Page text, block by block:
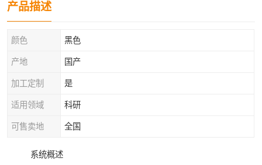
产品描述
颜色 黑色
产地 国产
加工定制 是
适用领域 科研
可售卖地 全国
系统概述